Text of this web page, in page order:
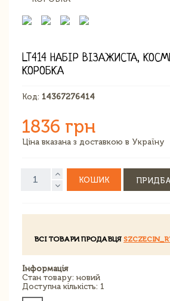
LT414 НАБІР ВІЗАЖИСТА,
КОРОБКА
Код: 14367276414
1836 грн
Ціна вказана з доставкою в Україну
КОШИК
ВСІ ТОВАРИ ПРОДАВЦЯ
Інформація
Стан товару: новий
Доступна кількість: 1